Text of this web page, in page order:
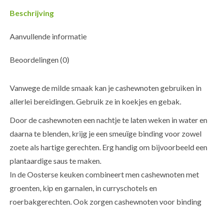
Beschrijving
Aanvullende informatie
Beoordelingen (0)
Vanwege de milde smaak kan je cashewnoten gebruiken in
allerlei bereidingen. Gebruik ze in koekjes en gebak.
Door de cashewnoten een nachtje te laten weken in water en
daarna te blenden, krijg je een smeuïge binding voor zowel
zoete als hartige gerechten. Erg handig om bijvoorbeeld een
plantaardige saus te maken.
In de Oosterse keuken combineert men cashewnoten met
groenten, kip en garnalen, in curryschotels en
roerbakgerechten. Ook zorgen cashewnoten voor binding